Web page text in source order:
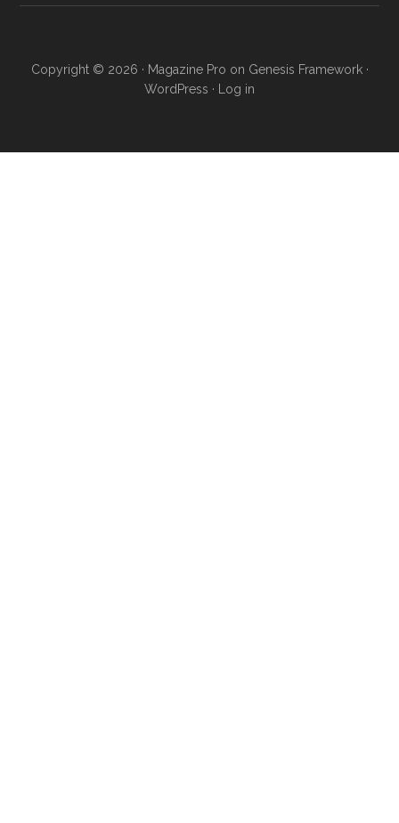
Copyright © 2026 · Magazine Pro on Genesis Framework·
WordPress · Log in